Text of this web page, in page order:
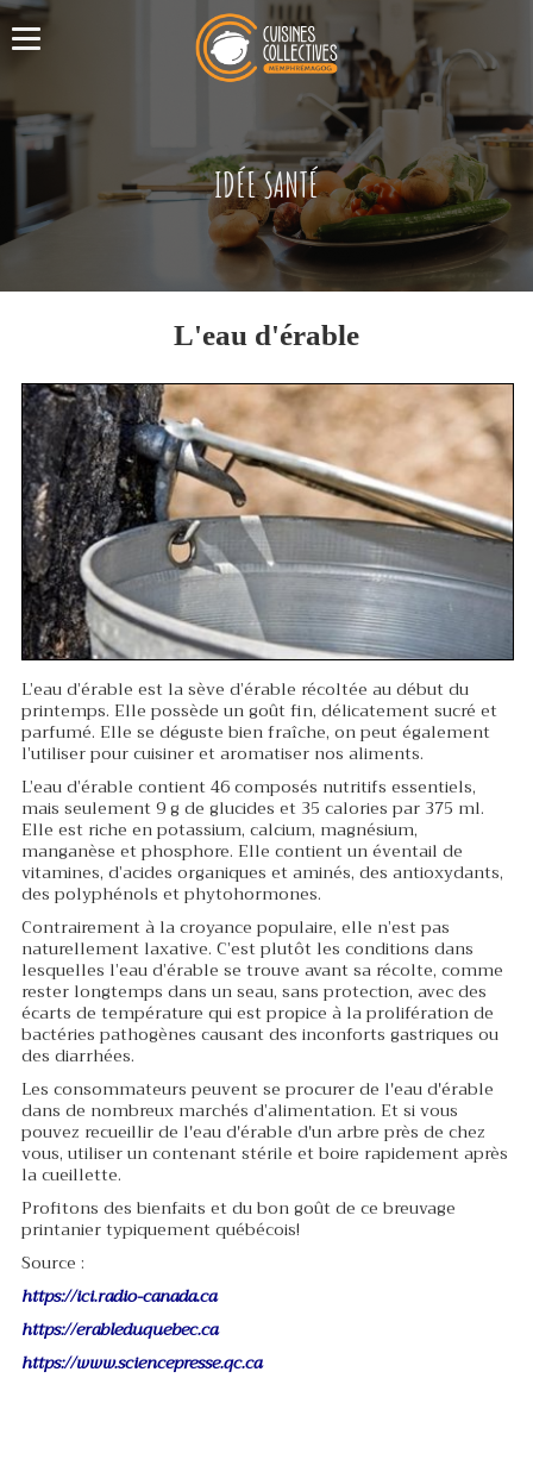
IDÉE SANTÉ
L'eau d'érable
L’eau d’érable est la sève d’érable récoltée au début du
printemps. Elle possède un goût fin, délicatement sucré et
parfumé. Elle se déguste bien fraîche, on peut également
l’utiliser pour cuisiner et aromatiser nos aliments.
L’eau d’érable contient 46 composés nutritifs essentiels,
mais seulement 9 g de glucides et 35 calories par 375 ml.
Elle est riche en potassium, calcium, magnésium,
manganèse et phosphore. Elle contient un éventail de
vitamines, d’acides organiques et aminés, des antioxydants,
des polyphénols et phytohormones.
Contrairement à la croyance populaire, elle n’est pas
naturellement laxative. C’est plutôt les conditions dans
lesquelles l’eau d’érable se trouve avant sa récolte, comme
rester longtemps dans un seau, sans protection, avec des
écarts de température qui est propice à la prolifération de
bactéries pathogènes causant des inconforts gastriques ou
des diarrhées.
Les consommateurs peuvent se procurer de l'eau d'érable
dans de nombreux marchés d’alimentation. Et si vous
pouvez recueillir de l'eau d'érable d'un arbre près de chez
vous, utiliser un contenant stérile et boire rapidement après
la cueillette.
Profitons des bienfaits et du bon goût de ce breuvage
printanier typiquement québécois!
Source :
https://ici.radio-canada.ca
https://erableduquebec.ca
https://www.sciencepresse.qc.ca